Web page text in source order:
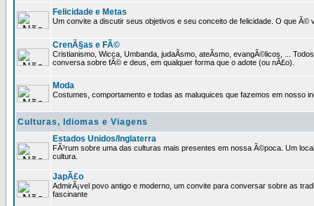
Felicidade e Metas
Um convite a discutir seus objetivos e seu conceito de felicidade. O que Ã©
CrenÃ§as e FÃ©
Cristianismo, Wicca, Umbanda, judaÃ­smo, ateÃ­smo, evangÃ©licos, ...
conversa sobre fÃ© e deus, em qualquer forma que o adote (ou nÃ£o).
Moda
Costumes, comportamento e todas as maluquices que fazemos em nosso
Culturas, Idiomas e Viagens
Estados Unidos/Inglaterra
FÃ³rum sobre uma das culturas mais presentes em nossa Ã©poca. Um
cultura.
JapÃ£o
AdmirÃ¡vel povo antigo e moderno, um convite para conversar sobre as
fascinante